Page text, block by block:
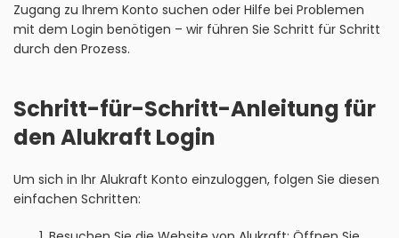
Zugang zu Ihrem Konto suchen oder Hilfe bei Problemen
mit dem Login benötigen – wir führen Sie Schritt für Schritt
durch den Prozess.
Schritt-für-Schritt-Anleitung für
den Alukraft Login
Um sich in Ihr Alukraft Konto einzuloggen, folgen Sie diesen
einfachen Schritten: